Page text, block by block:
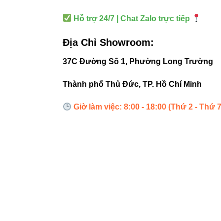
5. Ứng
Trang trí
Chiếu
Hỗ trợ 24/7 | Chat Zalo trực tiếp
Địa Chỉ Showroom:
37C Đường Số 1, Phường Long Trường
Thành phố Thủ Đức, TP. Hồ Chí Minh
Giờ làm việc: 8:00 - 18:00 (Thứ 2 - Thứ